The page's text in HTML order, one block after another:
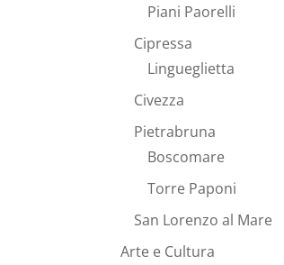
Piani Paorelli
Cipressa
Lingueglietta
Civezza
Pietrabruna
Boscomare
Torre Paponi
San Lorenzo al Mare
Arte e Cultura